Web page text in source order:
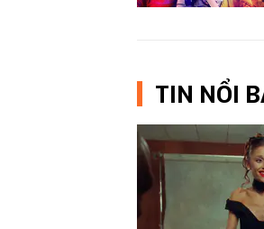
TIN NỔI